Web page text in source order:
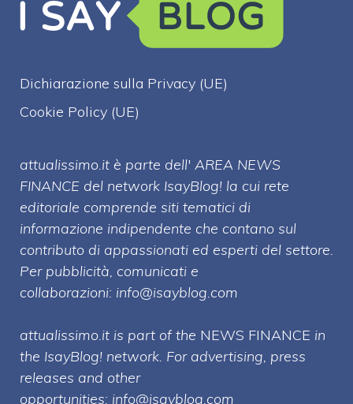
Dichiarazione sulla Privacy (UE)
Cookie Policy (UE)
attualissimo.it è parte dell' AREA NEWS
FINANCE del network IsayBlog! la cui rete
editoriale comprende siti tematici di
informazione indipendente che contano sul
contributo di appassionati ed esperti del settore.
Per pubblicità, comunicati e
collaborazioni: info@isayblog.com
attualissimo.it is part of the NEWS FINANCE in
the IsayBlog! network. For advertising, press
releases and other
opportunities: info@isayblog.com